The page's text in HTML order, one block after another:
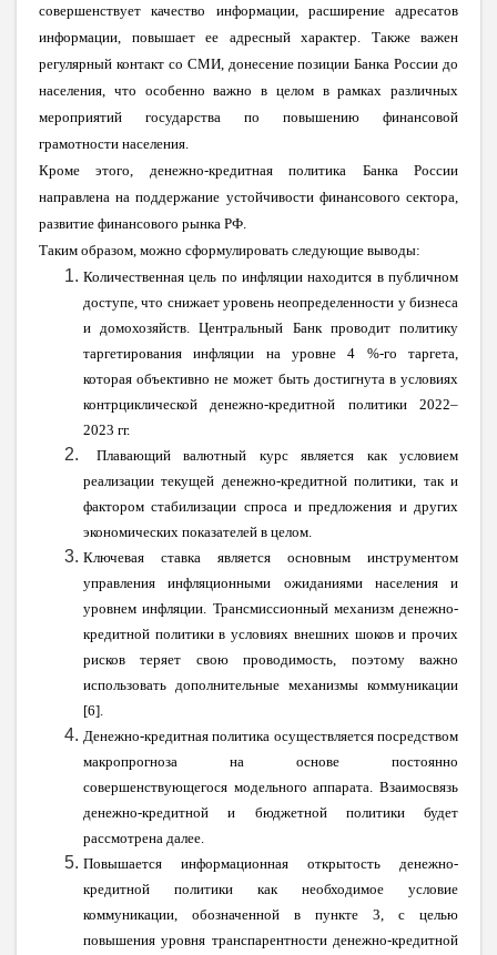
совершенствует качество информации, расширение адресатов
информации, повышает ее адресный характер. Также важен
регулярный контакт со СМИ, донесение позиции Банка России до
населения, что особенно важно в целом в рамках различных
мероприятий государства по повышению финансовой
грамотности населения.
Кроме этого, денежно-кредитная политика Банка России
направлена на поддержание устойчивости финансового сектора,
развитие финансового рынка РФ.
Таким образом, можно сформулировать следующие выводы:
Количественная цель по инфляции находится в публичном
доступе, что снижает уровень неопределенности у бизнеса
и домохозяйств. Центральный Банк проводит политику
таргетирования инфляции на уровне 4 %-го таргета,
которая объективно не может быть достигнута в условиях
контрциклической денежно-кредитной политики 2022–
2023 гг.
Плавающий валютный курс является как условием
реализации текущей денежно-кредитной политики, так и
фактором стабилизации спроса и предложения и других
экономических показателей в целом.
Ключевая ставка является основным инструментом
управления инфляционными ожиданиями населения и
уровнем инфляции. Трансмиссионный механизм денежно-
кредитной политики в условиях внешних шоков и прочих
рисков теряет свою проводимость, поэтому важно
использовать дополнительные механизмы коммуникации
[6].
Денежно-кредитная политика осуществляется посредством
макропрогноза на основе постоянно
совершенствующегося модельного аппарата. Взаимосвязь
денежно-кредитной и бюджетной политики будет
рассмотрена далее.
Повышается информационная открытость денежно-
кредитной политики как необходимое условие
коммуникации, обозначенной в пункте 3, с целью
повышения уровня транспарентности денежно-кредитной